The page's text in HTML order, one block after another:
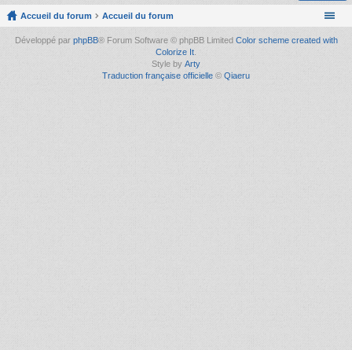
Accueil du forum Accueil du forum
Développé par phpBB® Forum Software © phpBB Limited Color scheme created with
Colorize It
Style by Arty
Traduction française officielle © Qiaeru